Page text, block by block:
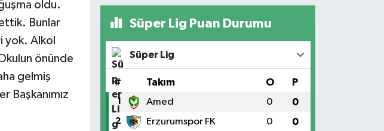
oldu.
Bunlar
yok. Alkol
önünde
gelmiş
Başkanımız
Süper Lig Puan Durumu
Süper Lig
# Takım O P
1 Amed 0 0
2 Erzurumspor FK 0 0